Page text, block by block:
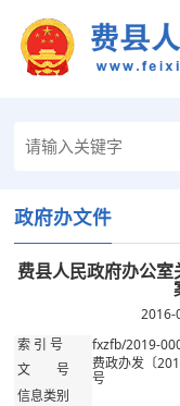
政府办文件
费县人民政府办公
2016-
索 引 号 fxzfb/2019-
文 号
费政办发〔
号
信息类别